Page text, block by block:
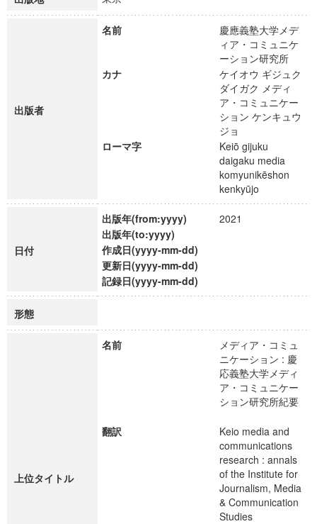
出版者
名前
慶應義塾大学メデ
ィア・コミュニケ
ーション研究所
カナ
ケイオウ ギジュク
ダイガク メディ
ア・コミュニケー
ション ケンキュウ
ジョ
ローマ字
Keiō gijuku
daigaku media
komyunikēshon
kenkyūjo
日付
出版年(from:yyyy)
2021
出版年(to:yyyy)
作成日(yyyy-mm-dd)
更新日(yyyy-mm-dd)
記録日(yyyy-mm-dd)
形態
上位タイトル
名前
メディア・コミュ
ニケーション : 慶
応義塾大学メディ
ア・コミュニケー
ション研究所紀要
翻訳
Keio media and
communications
research : annals
of the Institute for
Journalism, Media
& Communication
Studies